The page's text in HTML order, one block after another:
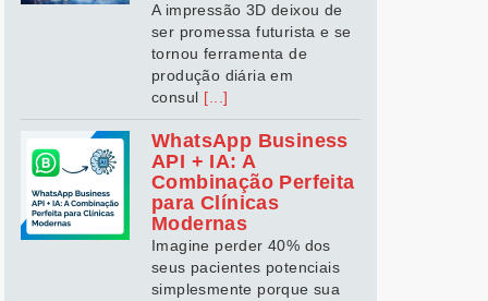
A impressão 3D deixou de
ser promessa futurista e se
tornou ferramenta de
produção diária em
consul [...]
WhatsApp Business
API + IA: A
Combinação Perfeita
para Clínicas
Modernas
Imagine perder 40% dos
seus pacientes potenciais
simplesmente porque sua